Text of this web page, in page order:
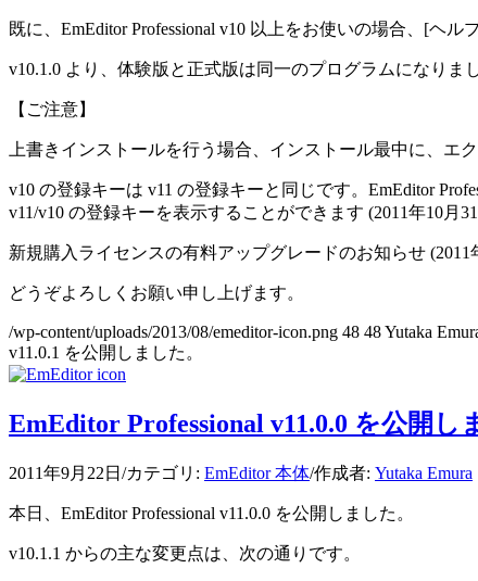
既に、EmEditor Professional v10 以上をお使いの場合、[ヘ
v10.1.0 より、体験版と正式版は同一のプログラムになり
【ご注意】
上書きインストールを行う場合、インストール最中に、エ
v10 の登録キーは v11 の登録キーと同じです。EmEditor
v11/v10 の登録キーを表示することができます (2011年10月
新規購入ライセンスの有料アップグレードのお知らせ
どうぞよろしくお願い申し上げます。
/wp-content/uploads/2013/08/emeditor-icon.png 48 48Yutaka
v11.0.1 を公開しました。
EmEditor Professional v11.0.0 を公開し
2011年9月22日 /カテゴリ: EmEditor 本体/作成者: Yutaka Emura
本日、EmEditor Professional v11.0.0 を公開しました。
v10.1.1 からの主な変更点は、次の通りです。